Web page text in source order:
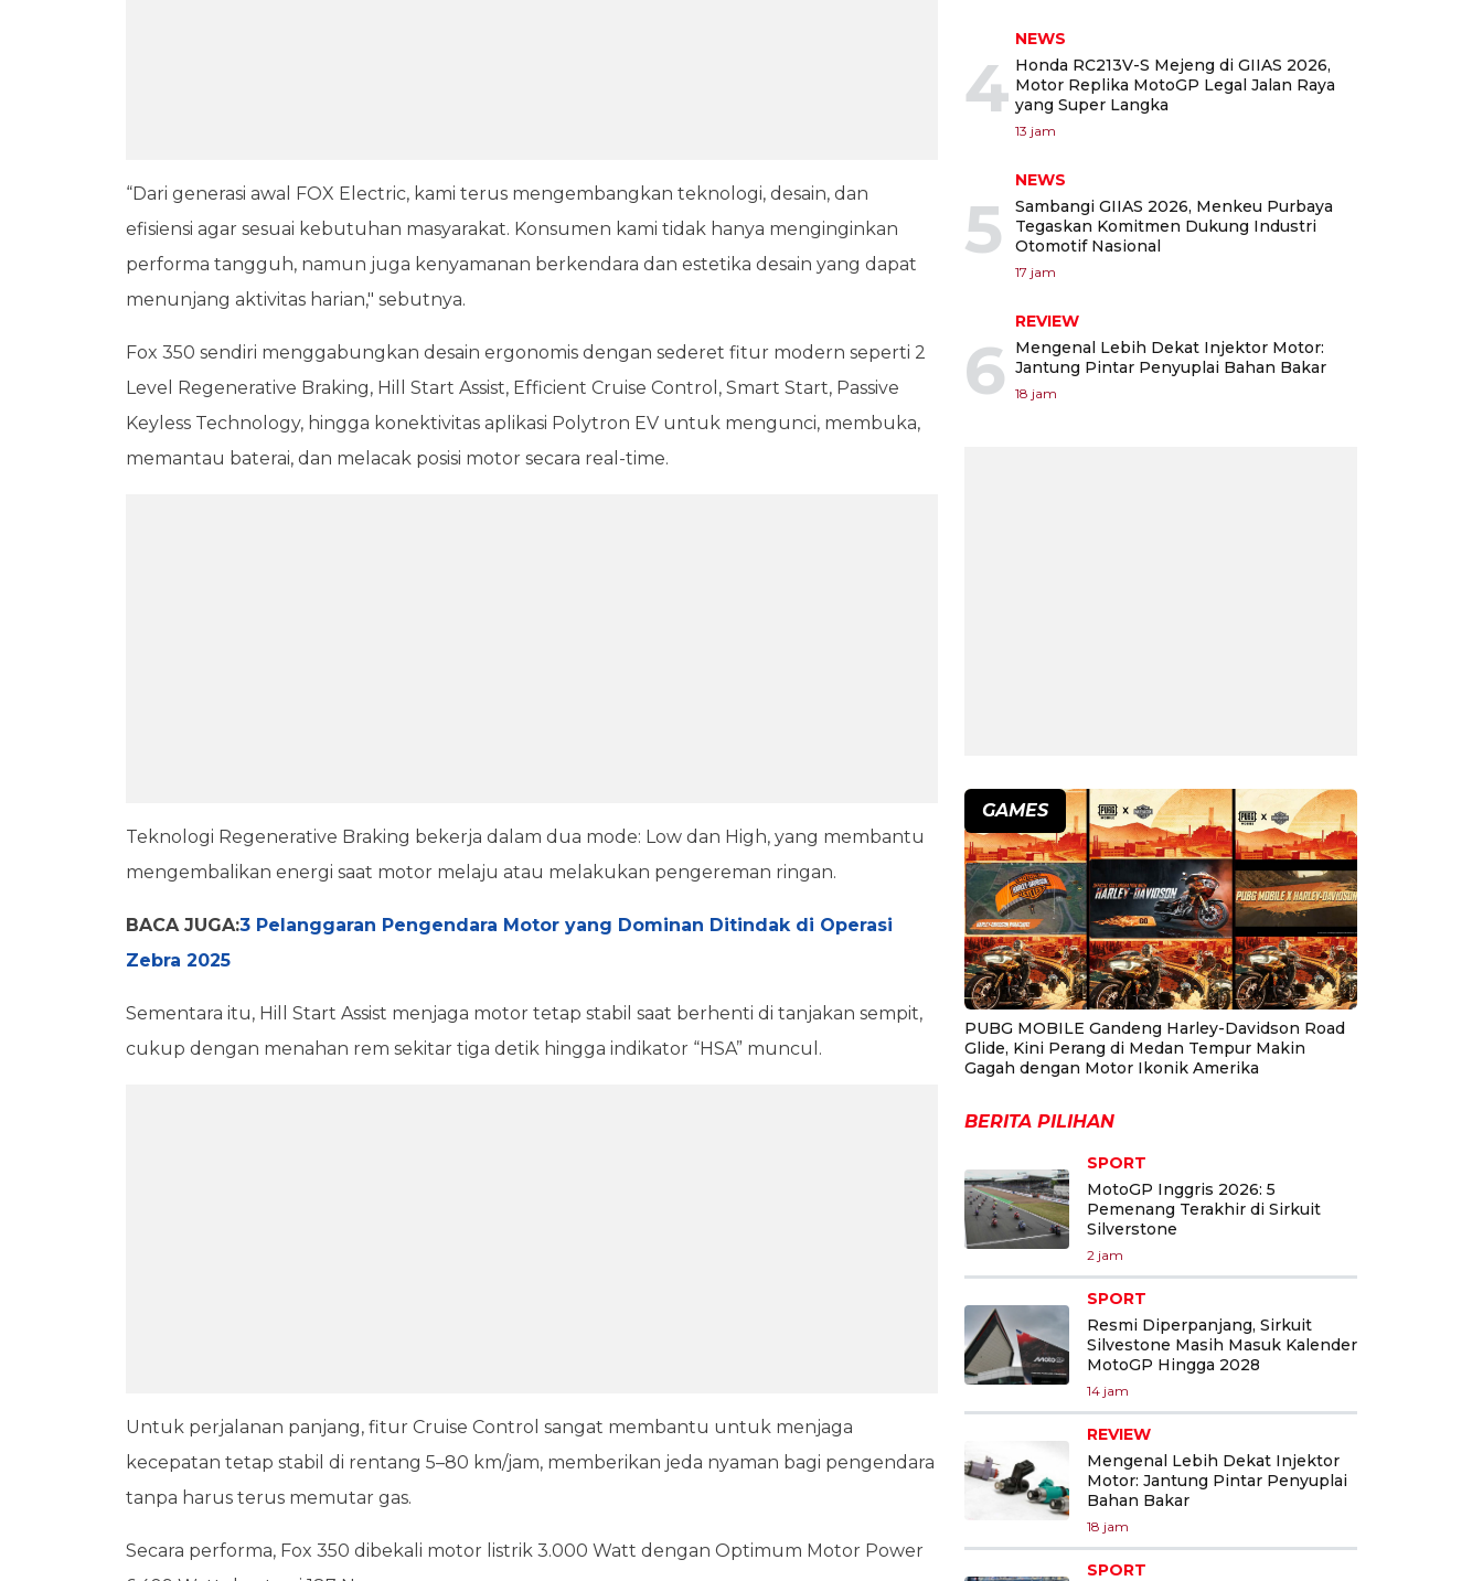
“Dari generasi awal FOX Electric, kami terus mengembangkan teknologi, desain, dan
efisiensi agar sesuai kebutuhan masyarakat. Konsumen kami tidak hanya menginginkan
performa tangguh, namun juga kenyamanan berkendara dan estetika desain yang dapat
menunjang aktivitas harian," sebutnya.
Fox 350 sendiri menggabungkan desain ergonomis dengan sederet fitur modern seperti 2
Level Regenerative Braking, Hill Start Assist, Efficient Cruise Control, Smart Start, Passive
Keyless Technology, hingga konektivitas aplikasi Polytron EV untuk mengunci, membuka,
memantau baterai, dan melacak posisi motor secara real-time.
Teknologi Regenerative Braking bekerja dalam dua mode: Low dan High, yang membantu
mengembalikan energi saat motor melaju atau melakukan pengereman ringan.
BACA JUGA:3 Pelanggaran Pengendara Motor yang Dominan Ditindak di Operasi
Zebra 2025
Sementara itu, Hill Start Assist menjaga motor tetap stabil saat berhenti di tanjakan sempit,
cukup dengan menahan rem sekitar tiga detik hingga indikator “HSA” muncul.
Untuk perjalanan panjang, fitur Cruise Control sangat membantu untuk menjaga
kecepatan tetap stabil di rentang 5–80 km/jam, memberikan jeda nyaman bagi pengendara
tanpa harus terus memutar gas.
Secara performa, Fox 350 dibekali motor listrik 3.000 Watt dengan Optimum Motor Power
4
NEWS
Honda RC213V-S Mejeng di GIIAS 2026,
Motor Replika MotoGP Legal Jalan Raya
yang Super Langka
13 jam
5
NEWS
Sambangi GIIAS 2026, Menkeu Purbaya
Tegaskan Komitmen Dukung Industri
Otomotif Nasional
17 jam
6
REVIEW
Mengenal Lebih Dekat Injektor Motor:
Jantung Pintar Penyuplai Bahan Bakar
18 jam
GAMES
PUBG MOBILE Gandeng Harley-Davidson Road
Glide, Kini Perang di Medan Tempur Makin
Gagah dengan Motor Ikonik Amerika
BERITA PILIHAN
SPORT
MotoGP Inggris 2026: 5
Pemenang Terakhir di Sirkuit
Silverstone
2 jam
SPORT
Resmi Diperpanjang, Sirkuit
Silvestone Masih Masuk Kalender
MotoGP Hingga 2028
14 jam
REVIEW
Mengenal Lebih Dekat Injektor
Motor: Jantung Pintar Penyuplai
Bahan Bakar
18 jam
SPORT